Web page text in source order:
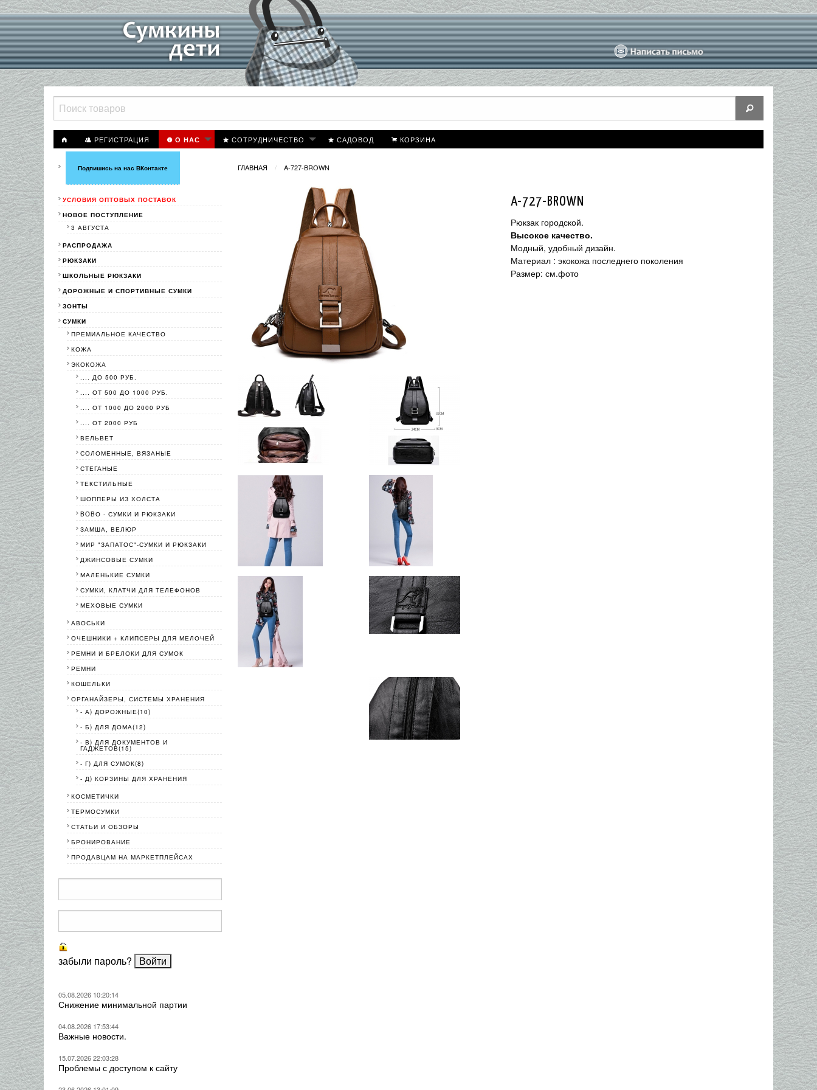
РЕГИСТРАЦИЯ О НАС СОТРУДНИЧЕСТВО САДОВОД КОРЗИНА
ГЛАВНАЯ A-727-BROWN
A-727-BROWN
Рюкзак городской.
Высокое качество.
Модный, удобный дизайн.
Материал : экокожа последнего поколения
Размер: см.фото
Подпишись на нас ВКонтакте
УСЛОВИЯ ОПТОВЫХ ПОСТАВОК
НОВОЕ ПОСТУПЛЕНИЕ
3 АВГУСТА
РАСПРОДАЖА
РЮКЗАКИ
ШКОЛЬНЫЕ РЮКЗАКИ
ДОРОЖНЫЕ И СПОРТИВНЫЕ СУМКИ
ЗОНТЫ
СУМКИ
ПРЕМИАЛЬНОЕ КАЧЕСТВО
КОЖА
ЭКОКОЖА
.... ДО 500 РУБ.
.... ОТ 500 ДО 1000 РУБ.
.... ОТ 1000 ДО 2000 РУБ
.... ОТ 2000 РУБ
ВЕЛЬВЕТ
СОЛОМЕННЫЕ, ВЯЗАНЫЕ
СТЕГАНЫЕ
ТЕКСТИЛЬНЫЕ
ШОППЕРЫ ИЗ ХОЛСТА
BOBО - СУМКИ И РЮКЗАКИ
ЗАМША, ВЕЛЮР
МИР "ЗАПАТОС"-СУМКИ И РЮКЗАКИ
ДЖИНСОВЫЕ СУМКИ
МАЛЕНЬКИЕ СУМКИ
СУМКИ, КЛАТЧИ ДЛЯ ТЕЛЕФОНОВ
МЕХОВЫЕ СУМКИ
АВОСЬКИ
ОЧЕШНИКИ + КЛИПСЕРЫ ДЛЯ МЕЛОЧЕЙ
РЕМНИ И БРЕЛОКИ ДЛЯ СУМОК
РЕМНИ
КОШЕЛЬКИ
ОРГАНАЙЗЕРЫ, СИСТЕМЫ ХРАНЕНИЯ
- А) ДОРОЖНЫЕ(10)
- Б) ДЛЯ ДОМА(12)
- В) ДЛЯ ДОКУМЕНТОВ И
ГАДЖЕТОВ(15)
- Г) ДЛЯ СУМОК(8)
- Д) КОРЗИНЫ ДЛЯ ХРАНЕНИЯ
КОСМЕТИЧКИ
ТЕРМОСУМКИ
СТАТЬИ И ОБЗОРЫ
БРОНИРОВАНИЕ
ПРОДАВЦАМ НА МАРКЕТПЛЕЙСАХ
забыли пароль?
05.08.2026 10:20:14
Снижение минимальной партии
04.08.2026 17:53:44
Важные новости.
15.07.2026 22:03:28
Проблемы с доступом к сайту